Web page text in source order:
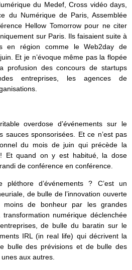
du Medef, Cross vidéo days,
du Numérique de Paris, Assemblée
Hellow Tomorrow pour ne citer
sur Paris. Ils faisaient suite à
en région comme le Web2day de
Et je n’évoque même pas la flopée
profusion des concours de startups
entreprises, les agences de
overdose d’événements sur le
sauces sponsorisées. Et ce n’est pas
du mois de juin qui précède la
Et quand on y est habitué, la dose
de conférence en conférence.
pléthore d’événements ? C’est un
de bulle de l’innovation ouverte
moins de bonheur par les grandes
numérique déclenchée
de bulle du baratin sur le
IRL (in real life) qui décrivent la
bulle des prévisions et de bulle des
unes aux autres.